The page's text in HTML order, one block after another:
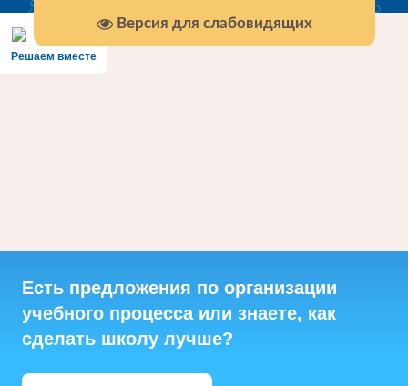
Версия для слабовидящих
Решаем вместе
Есть предложения по организации
учебного процесса или знаете, как
сделать школу лучше?